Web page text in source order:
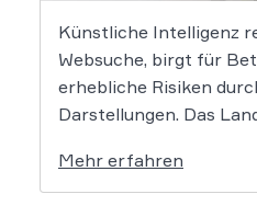
Künstliche Intelligenz
Websuche, birgt für
erhebliche Risiken
Darstellungen. Das
rechtliche Grenzen.
automatisierten KI-
Mehr erfahren